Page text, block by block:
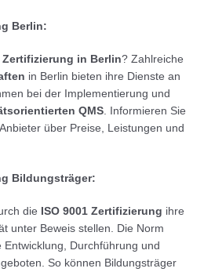
Berlin:
Zertifizierung in Berlin? Zahlreiche
in Berlin bieten ihre Dienste an
bei der Implementierung und
QMS . Informieren Sie
über Preise, Leistungen und
Bildungsträger:
die ISO 9001 Zertifizierung ihre
unter Beweis stellen. Die Norm
Durchführung und
So können Bildungsträger